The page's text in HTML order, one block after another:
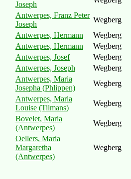
Joseph
Antwerpes, Franz Peter
Joseph
Wegberg
Antwerpes, Hermann
Wegberg
Antwerpes, Hermann
Wegberg
Antwerpes, Josef
Wegberg
Antwerpes, Joseph
Wegberg
Antwerpes, Maria
Josepha (Phlippen)
Wegberg
Antwerpes, Maria
Louise (Tilmans)
Wegberg
Bovelet, Maria
(Antwerpes)
Wegberg
Oellers, Maria
Margaretha
(Antwerpes)
Wegberg